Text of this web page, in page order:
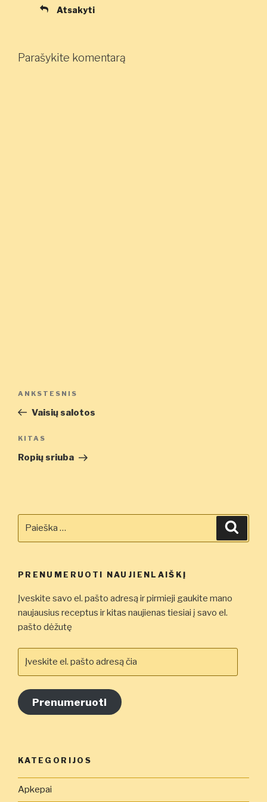
Atsakyti
Parašykite komentarą
įrašų
Ankstesnis
įrašas
ANKSTESNIS
Vaisių salotos
Kitas
įrašas
KITAS
Ropių sriuba
PRENUMERUOTI NAUJIENLAIŠKĮ
Įveskite savo el. pašto adresą ir pirmieji gaukite mano
naujausius receptus ir kitas naujienas tiesiai į savo el.
pašto dėžutę
el.
adresą
čia
Prenumeruoti
KATEGORIJOS
Apkepai